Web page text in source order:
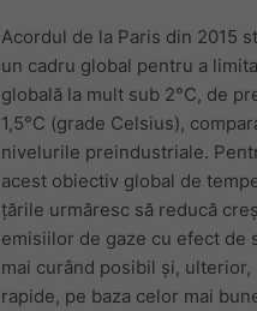
Acordul de la Paris din 2015
un cadru global pentru a
globală la mult sub 2°C, de
1,5°C (grade Celsius),
nivelurile preindustriale.
acest obiectiv global de
țările urmăresc să reducă
emisiilor de gaze cu efect de
mai curând posibil și,
rapide, pe baza celor mai